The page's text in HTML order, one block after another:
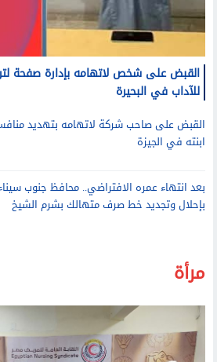
القبض على شخص لاتهامه بإدارة صفحة
للآداب في البحيرة
ابنته في الجيزة
مرأة